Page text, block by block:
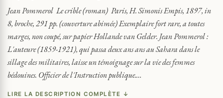
Jean Pommerol Le crible (roman) Paris, H. Simonis Empis, 1897, in
8, broche, 291 pp. (couverture abimée) Exemplaire fort rare, a toutes
marges, non coupé, sur papier Hollande van Gelder. Jean Pommerol :
L'auteure (1859-1921), qui passa deux ans ans au Sahara dans le
sillage des militaires, laisse un témoignage sur la vie des femmes
bédouines. Officier de l'Instruction publique.…
LIRE LA DESCRIPTION COMPLÈTE ↓